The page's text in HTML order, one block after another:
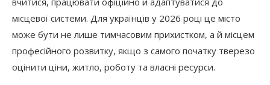
місцевої системи. Для українців у 2026 році це місто
може бути не лише тимчасовим прихистком, а й місцем
професійного розвитку, якщо з самого початку тверезо
оцінити ціни, житло, роботу та власні ресурси.